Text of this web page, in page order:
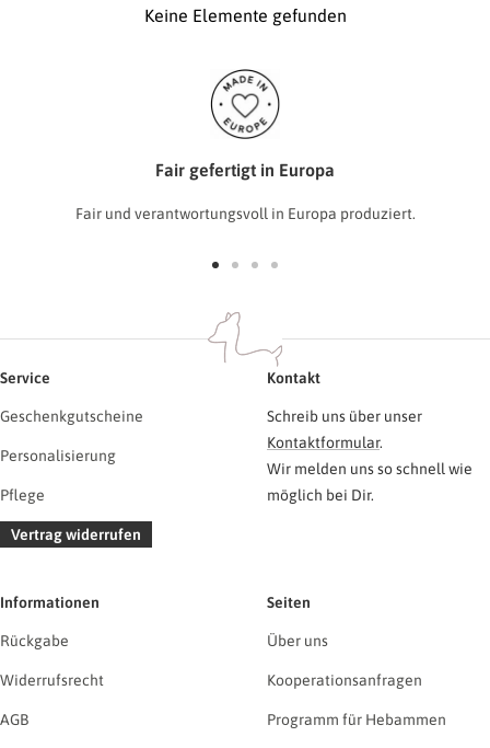
Keine Elemente gefunden
Fair gefertigt in Europa
Fair und verantwortungsvoll in Europa produziert.
1
gehen
2
gehen
gehengehen
Service
Geschenkgutscheine
Personalisierung
Pflege
Vertrag widerrufen
Kontakt
Schreib uns über unser
Kontaktformular.
Wir melden uns so schnell wie
möglich bei Dir.
Informationen
Rückgabe
Widerrufsrecht
AGB
Seiten
Über uns
Kooperationsanfragen
Programm für Hebammen